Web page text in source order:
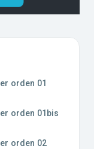
orden 01
orden 01bis
orden 02